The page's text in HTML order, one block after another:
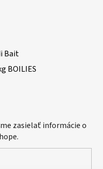
Bait
BOILIES
zasielať informácie o